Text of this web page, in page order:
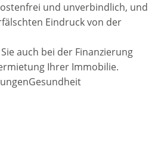
und unverbindlich, und
Eindruck von der
auch bei der Finanzierung
Ihrer Immobilie.